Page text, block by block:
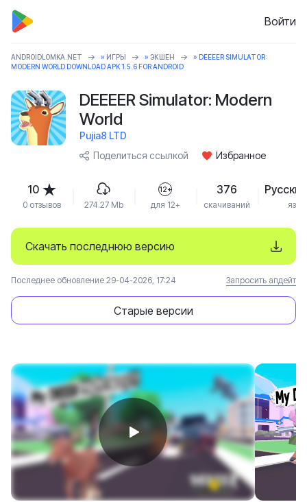
Войти
ANDROIDLOMKA.NET » ИГРЫ » ЭКШЕН
» DEEEER SIMULATOR:
MODERN WORLD DOWNLOAD APK 1.5.6 FOR ANDROID
DEEEER Simulator: Modern
World
Pujia8 LTD
Поделиться ссылкой
Избранное
Скачать последнюю версию
Старые версии
Последнее обновление 29-04-2026, 17:24 Запросить апдейт
10
0 отзывов 274.27 Mb
12+
для 12+
376
скачиваний
Русский
язык